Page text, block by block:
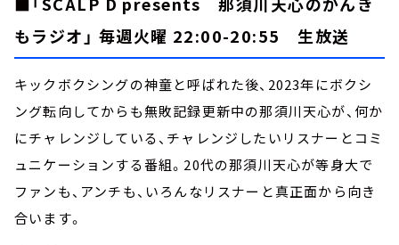
もラジオ」 毎週火曜 22:00-20:55 生放送
キックボクシングの神童と呼ばれた後、2023年にボクシ
ング転向してからも無敗記録更新中の那須川天心が、何か
にチャレンジしている、チャレンジしたいリスナーとコミ
ュニケーションする番組。20代の那須川天心が等身大で
ファンも、アンチも、いろんなリスナーと真正面から向き
合います。